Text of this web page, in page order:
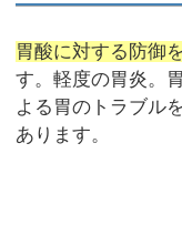
胃酸に対する防御
す。軽度の胃炎。
よる胃のトラブル
あります。